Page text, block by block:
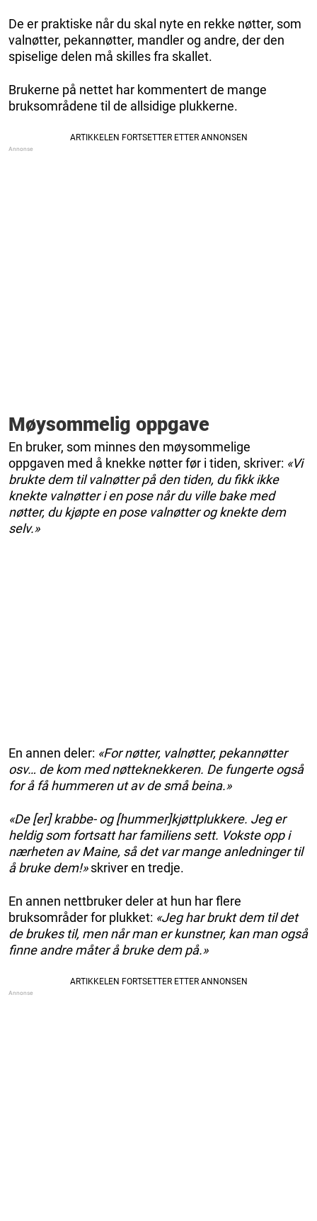
De er praktiske når du skal nyte en rekke nøtter, som
valnøtter, pekannøtter, mandler og andre, der den
spiselige delen må skilles fra skallet.
Brukerne på nettet har kommentert de mange
bruksområdene til de allsidige plukkerne.
Møysommelig oppgave
En bruker, som minnes den møysommelige
oppgaven med å knekke nøtter før i tiden, skriver: «Vi
brukte dem til valnøtter på den tiden, du fikk ikke
knekte valnøtter i en pose når du ville bake med
nøtter, du kjøpte en pose valnøtter og knekte dem
selv.»
En annen deler: «For nøtter, valnøtter, pekannøtter
osv… de kom med nøtteknekkeren. De fungerte også
for å få hummeren ut av de små beina.»
«De [er] krabbe- og [hummer]kjøttplukkere. Jeg er
heldig som fortsatt har familiens sett. Vokste opp i
nærheten av Maine, så det var mange anledninger til
å bruke dem!»skriver en tredje.
En annen nettbruker deler at hun har flere
bruksområder for plukket: «Jeg har brukt dem til det
de brukes til, men når man er kunstner, kan man også
finne andre måter å bruke dem på.»